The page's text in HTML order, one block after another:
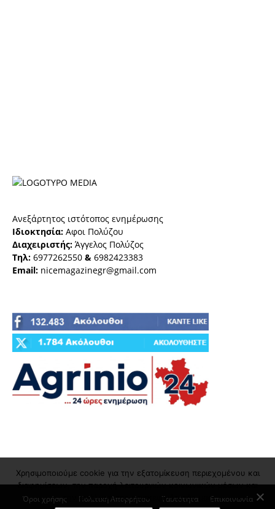
Ανεξάρτητος ιστότοπος ενημέρωσης
Ιδιοκτησία: Αφοι Πολύζου
Διαχειριστής: Άγγελος Πολύζος
Τηλ: 6977262550 & 6982423383
Email: nicemagazinegr@gmail.com
Όροι χρήσης Πολιτική Απορρήτου Ταυτότητα Επικοινωνία
Χρησιμοποιούμε cookie για την εξατομίκευση περιεχομένου και
διαφημίσεων, την παροχή λειτουργιών κοινωνικών μέσων και
την ανάλυση της επισκεψιμότητάς μας